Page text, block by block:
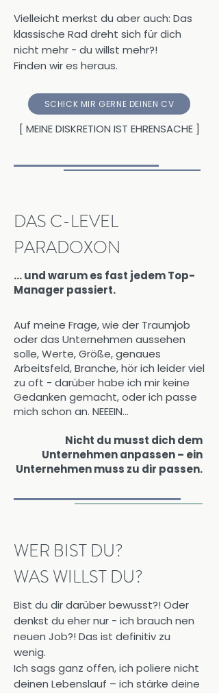
Vielleicht merkst du aber auch: Das
klassische Rad dreht sich für dich
nicht mehr - du willst mehr?!
Finden wir es heraus.
SCHICK MIR GERNE DEINEN CV
[ MEINE DISKRETION IST EHRENSACHE ]
DAS C-LEVEL
PARADOXON
... und warum es fast jedem Top-
Manager passiert.
Auf meine Frage, wie der Traumjob
oder das Unternehmen aussehen
solle, Werte, Größe, genaues
Arbeitsfeld, Branche, hör ich leider viel
zu oft - darüber habe ich mir keine
Gedanken gemacht, oder ich passe
mich schon an. NEEEIN...
Nicht du musst dich dem
Unternehmen anpassen – ein
Unternehmen muss zu dir passen.
WER BIST DU?
WAS WILLST DU?
Bist du dir darüber bewusst?! Oder
denkst du eher nur - ich brauch nen
neuen Job?! Das ist definitiv zu
wenig.
Ich sags ganz offen, ich poliere nicht
deinen Lebenslauf – ich stärke deine